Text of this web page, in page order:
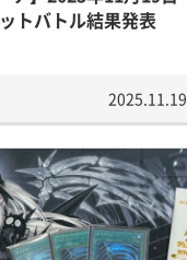
トバトル結果発表
2025.11.19